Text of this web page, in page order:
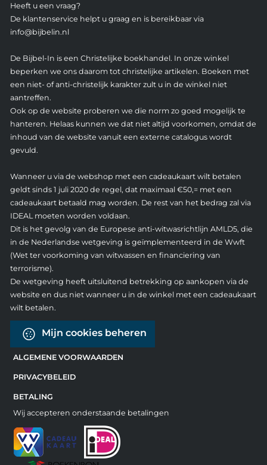
Heeft u een vraag?
De klantenservice helpt u graag en is bereikbaar via
info@bijbelin.nl
De Bijbel-In is een Christelijke boekhandel. In onze winkel
beperken we ons daarom tot christelijke artikelen. Boeken met
een niet- of anti-christelijk karakter zult u in de winkel niet
aantreffen.
Ook op de website proberen we die norm zo goed mogelijk te
hanteren. Helaas kunnen we dat niet altijd voorkomen, omdat de
inhoud van de website vanuit een externe catalogus wordt
gevuld.
Wanneer u via de webshop met een cadeaukaart wilt betalen
geldt sinds 1 juli 2020 de regel, dat maximaal €50,= met een
cadeaukaart betaald mag worden. De rest van het bedrag zal via
IDEAL moeten worden voldaan.
Dit is het gevolg van de Europese anti-witwasrichtlijn AMLD5, die
in de Nederlandse wetgeving is geïmplementeerd in de Wwft
(Wet ter voorkoming van witwassen en financiering van
terrorisme).
De wetgeving heeft uitsluitend betrekking op aankopen via de
website en dus niet wanneer u in de winkel met een cadeaukaart
wilt betalen.
Mijn cookies beheren
ALGEMENE VOORWAARDEN
PRIVACYBELEID
BETALING
Wij accepteren onderstaande betalingen